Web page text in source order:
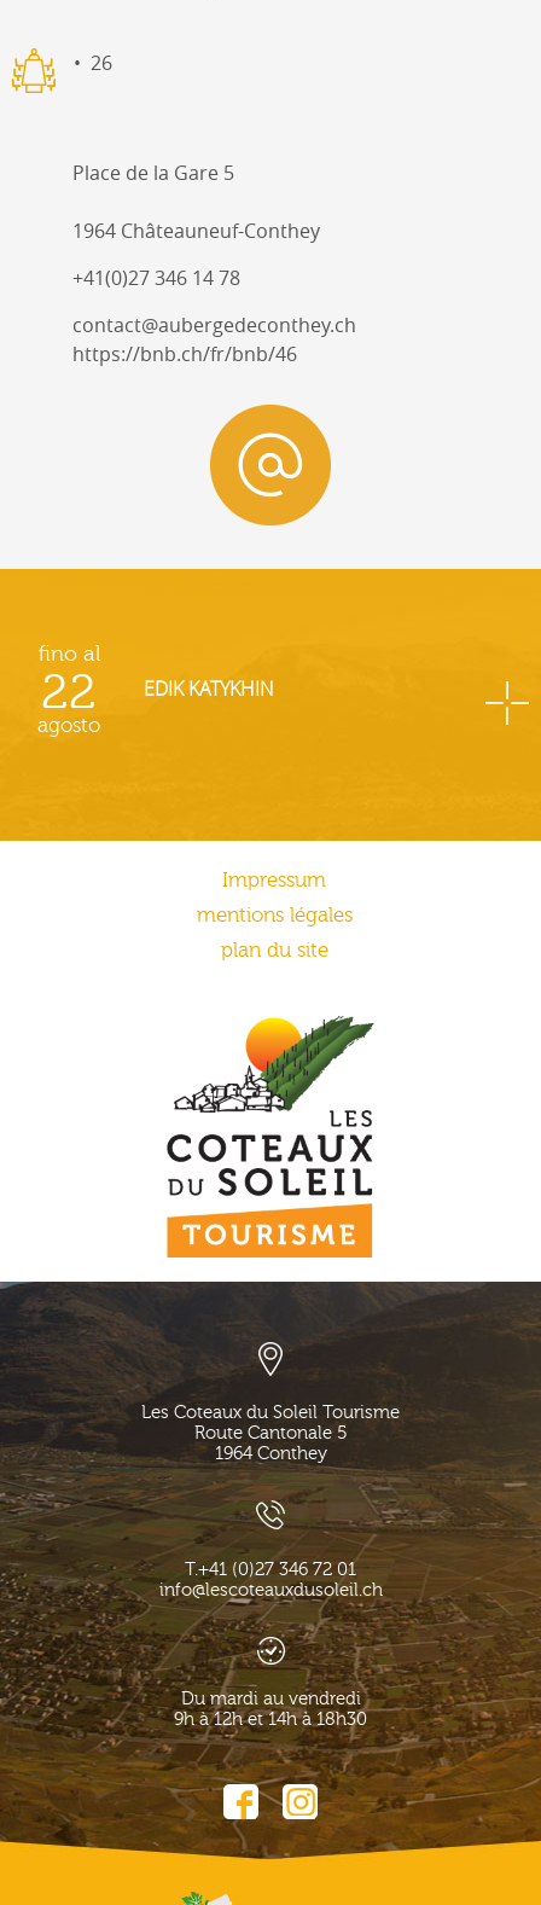
26
Place de la Gare 5
1964 Châteauneuf-Conthey
+41(0)27 346 14 78
contact@aubergedeconthey.ch
https://bnb.ch/fr/bnb/46
fino al
22
agosto
EDIK KATYKHIN
Impressum
mentions légales
plan du site
Les Coteaux du Soleil Tourisme
Route Cantonale 5
1964 Conthey
T.+41 (0)27 346 72 01
info@lescoteauxdusoleil.ch
Du mardi au vendredi
9h à 12h et 14h à 18h30